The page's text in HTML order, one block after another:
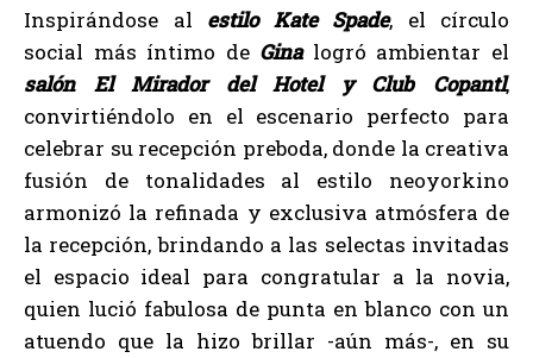
Inspirándose al estilo Kate Spade, el círculo
social más íntimo de Ginalogró ambientar el
salón El Mirador del Hotel y Club Copantl,
convirtiéndolo en el escenario perfecto para
celebrar su recepción preboda, donde la creativa
fusión de tonalidades al estilo neoyorkino
armonizó la refinada y exclusiva atmósfera de
la recepción, brindando a las selectas invitadas
el espacio ideal para congratular a la novia,
quien lució fabulosa de punta en blanco con un
atuendo que la hizo brillar -aún más-, en su